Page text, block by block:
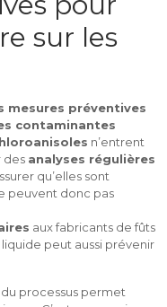
sur les
mesures préventives
contaminantes
n’entrent
des analyses régulières
qu’elles sont
peuvent donc pas
aux fabricants de fûts
peut aussi prévenir
processus permet